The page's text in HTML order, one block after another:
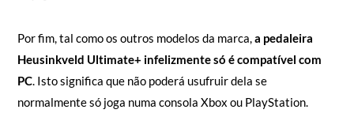
Por fim, tal como os outros modelos da marca,a pedaleira
Heusinkveld Ultimate+ infelizmente só é compatível com
PC. Isto significa que não poderá usufruir dela se
normalmente só joga numa consola Xbox ou PlayStation.